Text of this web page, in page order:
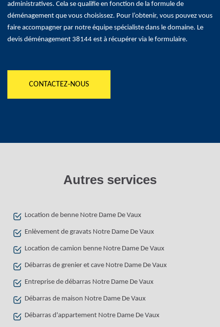
administratives. Cela se qualifie en fonction de la formule de
déménagement que vous choisissez. Pour l’obtenir, vous pouvez vous
faire accompagner par notre équipe spécialiste dans le domaine. Le
devis déménagement 38144 est à récupérer via le formulaire.
CONTACTEZ-NOUS
Autres services
Location de benne Notre Dame De Vaux
Enlèvement de gravats Notre Dame De Vaux
Location de camion benne Notre Dame De Vaux
Débarras de grenier et cave Notre Dame De Vaux
Entreprise de débarras Notre Dame De Vaux
Débarras de maison Notre Dame De Vaux
Débarras d'appartement Notre Dame De Vaux